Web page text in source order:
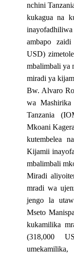
nchini
kukagua na
ambapo
USD)
mbalimbali ya
miradi ya
Bw. Alvaro
wa
Tanzania
Mkoani
kutembelea
Kijamii
mbalimbali
Miradi
mradi wa
jengo la
Mseto
kukamilika
(318,000